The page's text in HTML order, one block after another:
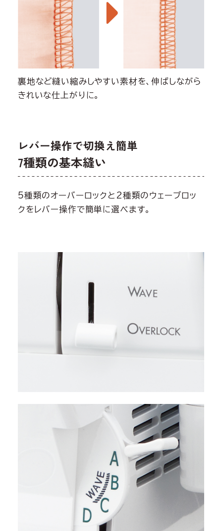
裏地など縫い縮みしやすい素材を、伸ばしながら
きれいな仕上がりに。
レバー操作で切換え簡単
7種類の基本縫い
5種類のオーバーロックと2種類のウェーブロッ
クをレバー操作で簡単に選べます。